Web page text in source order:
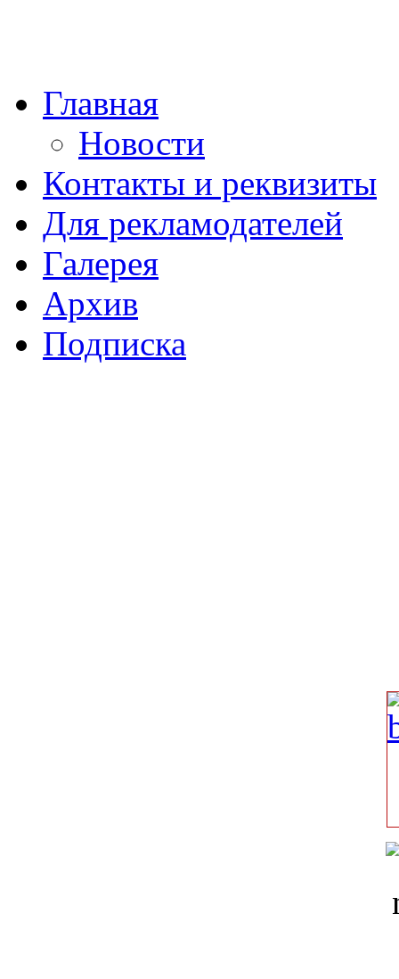
Главная
Новости
Контакты и реквизиты
Для рекламодателей
Галерея
Архив
Подписка